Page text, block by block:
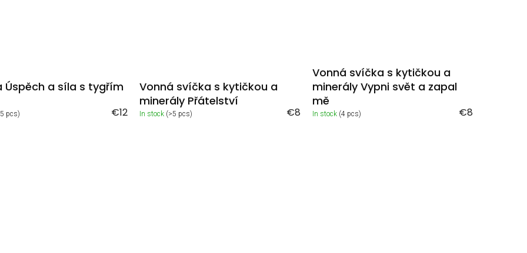
Úspěch a síla s tygřím
pcs) €12
Vonná svíčka s kytičkou a
minerály Přátelství
In stock (>5 pcs) €8
Vonná svíčka s kytičkou a
minerály Vypni svět a zapal
mě
In stock (4 pcs) €8